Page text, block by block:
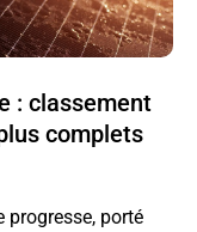
: classement
complets
progresse, porté